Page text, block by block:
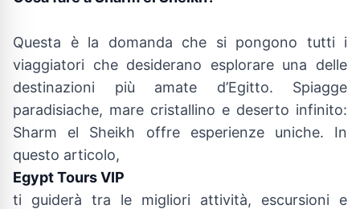
Questa è la domanda che si pongono tutti i
viaggiatori che desiderano esplorare una delle
destinazioni più amate d’Egitto. Spiagge
paradisiache, mare cristallino e deserto infinito:
Sharm el Sheikh offre esperienze uniche. In
questo articolo,
Egypt Tours VIP
ti guiderà tra le migliori attività, escursioni e